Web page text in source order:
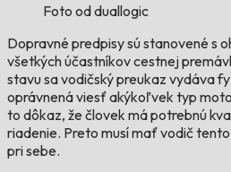
Foto od duallogic
Dopravné predpisy sú stanovené s
všetkých účastníkov cestnej
stavu sa vodičský preukaz vydáva
oprávnená viesť akýkoľvek typ
to dôkaz, že človek má potrebnú
riadenie. Preto musí mať vodič
pri sebe.